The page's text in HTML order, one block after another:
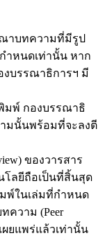
าบทความที่มีรูป
หนดเท่านั้น หาก
บรรณาธิการฯ มี
มพ์ กองบรรณาธิ
มนั้นพร้อมที่จะลงตี
ของวารสาร
โลยีถือเป็นที่สิ้นสุด
พ์ในเล่มที่กำหนด
ความ (Peer
ผยแพร่แล้วเท่านั้น